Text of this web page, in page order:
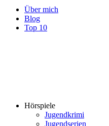
Über mich
Blog
Top 10
Hörspiele
Jugendkrimi
Jugendserien